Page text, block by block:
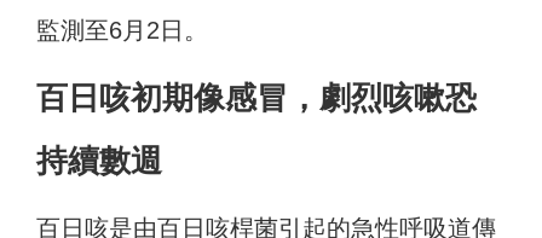
監測至6月2日。
百日咳初期像感冒，劇烈咳嗽恐
持續數週
百日咳是由百日咳桿菌引起的急性呼吸道傳